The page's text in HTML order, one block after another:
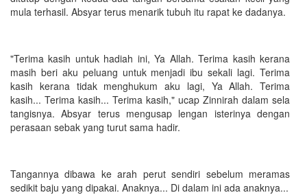
mula terhasil. Absyar terus menarik tubuh itu rapat ke dadanya.
"Terima kasih untuk hadiah ini, Ya Allah. Terima kasih kerana
masih beri aku peluang untuk menjadi ibu sekali lagi. Terima
kasih kerana tidak menghukum aku lagi, Ya Allah. Terima
kasih... Terima kasih... Terima kasih," ucap Zinnirah dalam sela
tangisnya. Absyar terus mengusap lengan isterinya dengan
perasaan sebak yang turut sama hadir.
Tangannya dibawa ke arah perut sendiri sebelum meramas
sedikit baju yang dipakai. Anaknya... Di dalam ini ada anaknya...